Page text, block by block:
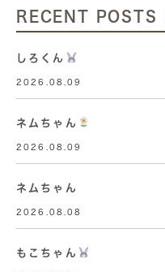
RECENT POSTS
しろくん
2026.08.09
ネムちゃん
2026.08.09
ネムちゃん
2026.08.08
もこちゃん